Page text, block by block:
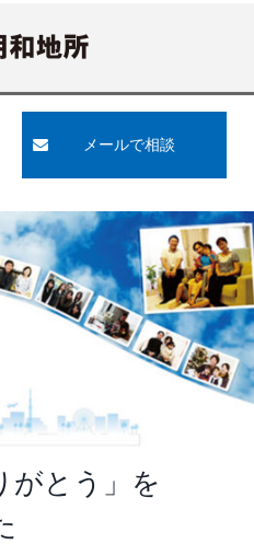
メールで相談
がとう」を